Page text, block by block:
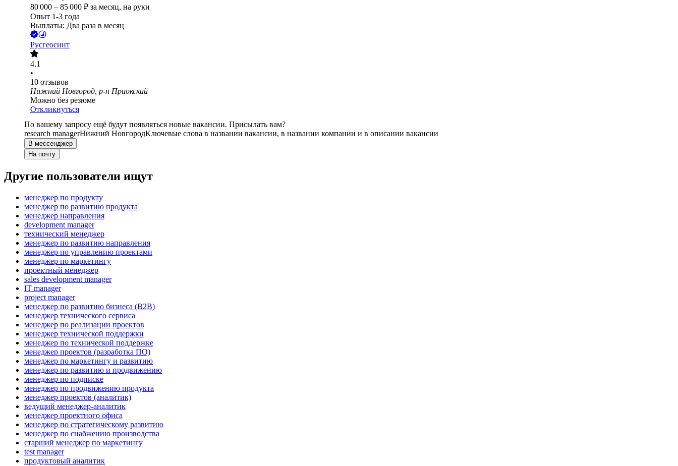
80 000 – 85 000 ₽ за месяц, на руки
Опыт 1-3 года
Выплаты: Два раза в месяц
Русгеосинт
4.1
•
10 отзывов
Нижний Новгород, р-н Приокский
Можно без резюме
Откликнуться
По вашему запросу ещё будут появляться новые вакансии. Присылать вам?
research managerНижний НовгородКлючевые слова в названии вакансии, в названии компании и в описании вакансии
В мессенджер
На почту
Другие пользователи ищут
менеджер по продукту
менеджер по развитию продукта
менеджер направления
development manager
технический менеджер
менеджер по развитию направления
менеджер по управлению проектами
менеджер по маркетингу
проектный менеджер
sales development manager
IT manager
project manager
менеджер по развитию бизнеса (B2B)
менеджер технического сервиса
менеджер по реализации проектов
менеджер технической поддержки
менеджер по технической поддержке
менеджер проектов (разработка ПО)
менеджер по маркетингу и развитию
менеджер по развитию и продвижению
менеджер по подписке
менеджер по продвижению продукта
менеджер проектов (аналитик)
ведущий менеджер-аналитик
менеджер проектного офиса
менеджер по стратегическому развитию
менеджер по снабжению производства
старший менеджер по маркетингу
test manager
продуктовый аналитик